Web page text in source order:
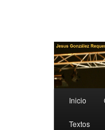
Inicio
Textos